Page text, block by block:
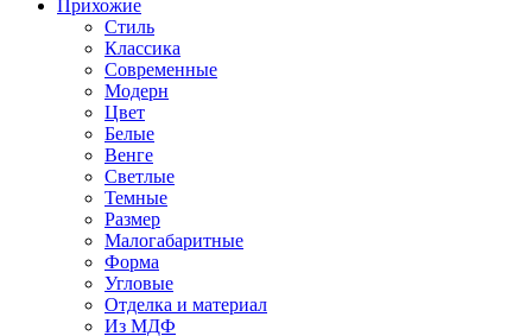
Прихожие
Стиль
Классика
Современные
Модерн
Цвет
Белые
Венге
Светлые
Темные
Размер
Малогабаритные
Форма
Угловые
Отделка и материал
Из МДФ